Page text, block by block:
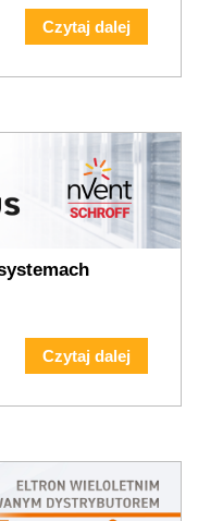
Czytaj dalej
Czytaj dalej